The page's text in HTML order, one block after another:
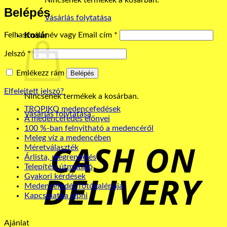
Vásárlás folytatása
Kosár
Nincsenek termékek a kosárban.
Vásárlás folytatása
Belépés
Felhasználónév vagy Email cím *
Jelszó *Kötelező
Emlékezz rám Belépés
Elfelejtett jelszó?
TROPIKO medencefedések
A medencefedés előnyei
100 %-ban felnyitható a medencéről
Meleg víz a medencében
Méretválaszték
Árlista, megrendelés
Telepítési útmutató
Gyakori kérdések
Medencefedés fotógalériája
Kapcsolatba lépni
Ajánlat